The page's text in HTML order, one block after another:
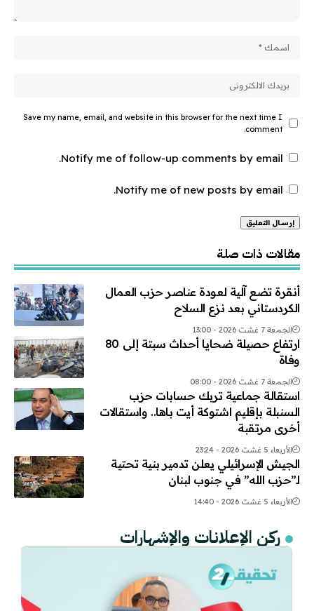
Save my name, email, and website in this browser for the next time I
comment.
Notify me of follow-up comments by email.
Notify me of new posts by email.
مقالات ذات صلة
أنقرة تضع آلية لعودة عناصر حزب العمال
الكردستاني بعد نزع السلاح
الجمعة 7 غشت 2026 - 13:00
ارتفاع حصيلة ضحايا أحداث سبتة إلى 80
وفاة
الجمعة 7 غشت 2026 - 08:00
استقالة جماعية تربك حسابات حزب
السنبلة بإقليم اشتوكة أيت باها.. واستقالات
أخرى مرتقبة
الأربعاء 5 غشت 2026 - 23:24
الجيش الإسرائيلي يعلن تدمير بنية تحتية
لـ”حزب الله” في جنوب لبنان
الأربعاء 5 غشت 2026 - 14:40
ركن الإعلانات والإشهارات